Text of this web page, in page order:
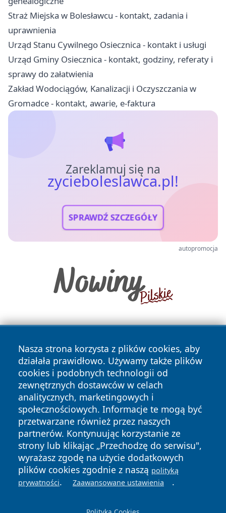
Straż Miejska w Bolesławcu - kontakt, zadania i
uprawnienia
Urząd Stanu Cywilnego Osiecznica - kontakt i usługi
Urząd Gminy Osiecznica - kontakt, godziny, referaty i
sprawy do załatwienia
Zakład Wodociągów, Kanalizacji i Oczyszczania w
Gromadce - kontakt, awarie, e-faktura
Zareklamuj się na
zycieboleslawca.pl!
SPRAWDŹ SZCZEGÓŁY
autopromocja
Nasza strona korzysta z plików cookies, aby
działała prawidłowo. Używamy także plików
cookies i podobnych technologii od
zewnętrznych dostawców w celach
analitycznych, marketingowych i
społecznościowych. Informacje te mogą być
przetwarzane również przez naszych
partnerów. Kontynuując korzystanie ze
strony lub klikając „Przechodzę do serwisu",
wyrażasz zgodę na użycie dodatkowych
plików cookies zgodnie z naszą polityką
prywatności. Zaawansowane ustawienia .
Copyright © 2026 zycieboleslawca.pl Wszystkie prawa
zastrzeżone.
News Autorzy
Polityka
Prywatności
Polityka
Cookies